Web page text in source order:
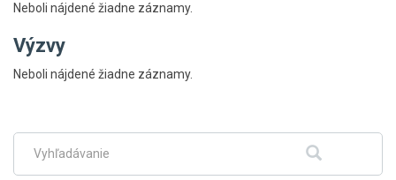
Neboli nájdené žiadne záznamy.
Výzvy
Neboli nájdené žiadne záznamy.
menu
Fulltextové
Hľadať